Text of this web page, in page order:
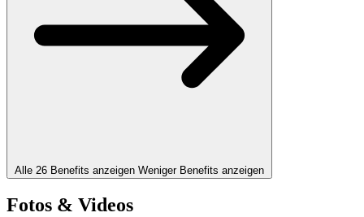
Alle 26 Benefits anzeigen Weniger Benefits anzeigen
Fotos & Videos